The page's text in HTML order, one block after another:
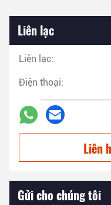
Liên lạc
Liên lạc:
Điện thoại:
Liên
Gửi cho chúng tôi